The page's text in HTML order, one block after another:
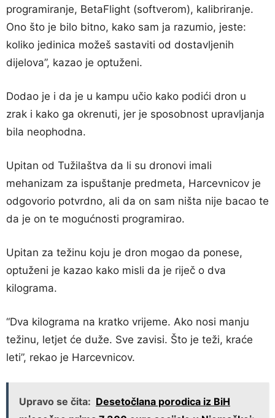
programiranje, BetaFlight (softverom), kalibriranje.
Ono što je bilo bitno, kako sam ja razumio, jeste:
koliko jedinica možeš sastaviti od dostavljenih
dijelova”, kazao je optuženi.
Dodao je i da je u kampu učio kako podići dron u
zrak i kako ga okrenuti, jer je sposobnost upravljanja
bila neophodna.
Upitan od Tužilaštva da li su dronovi imali
mehanizam za ispuštanje predmeta, Harcevnicov je
odgovorio potvrdno, ali da on sam ništa nije bacao te
da je on te mogućnosti programirao.
Upitan za težinu koju je dron mogao da ponese,
optuženi je kazao kako misli da je riječ o dva
kilograma.
“Dva kilograma na kratko vrijeme. Ako nosi manju
težinu, letjet će duže. Sve zavisi. Što je teži, kraće
leti”, rekao je Harcevnicov.
Upravo se čita: Desetočlana porodica iz BiH